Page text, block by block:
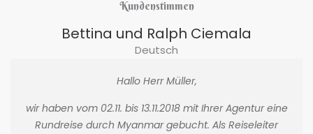
Kundenstimmen
Bettina und Ralph Ciemala
Deutsch
Hallo Herr Müller,
wir haben vom 02.11. bis 13.11.2018 mit Ihrer Agentur eine
Rundreise durch Myanmar gebucht. Als Reiseleiter